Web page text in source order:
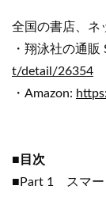
全国の書店、ネ
・翔泳社の通販
t/detail/26354
・Amazon:
■目次
■Part 1 スマー